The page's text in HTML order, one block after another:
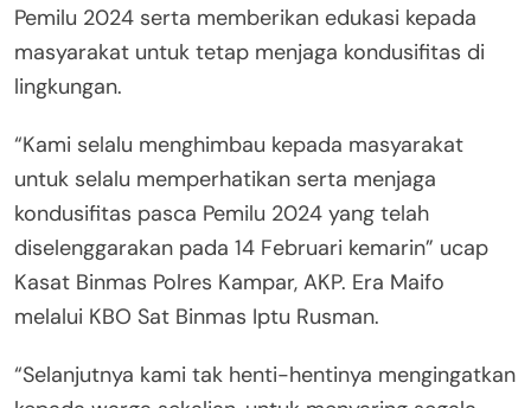
Pemilu 2024 serta memberikan edukasi kepada
masyarakat untuk tetap menjaga kondusifitas di
lingkungan.
“Kami selalu menghimbau kepada masyarakat
untuk selalu memperhatikan serta menjaga
kondusifitas pasca Pemilu 2024 yang telah
diselenggarakan pada 14 Februari kemarin” ucap
Kasat Binmas Polres Kampar, AKP. Era Maifo
melalui KBO Sat Binmas Iptu Rusman.
“Selanjutnya kami tak henti-hentinya mengingatkan